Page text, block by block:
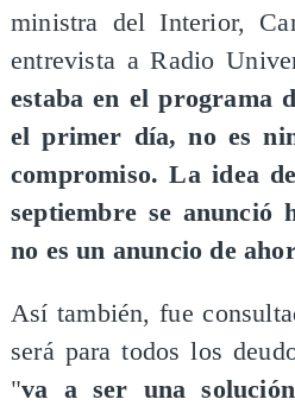
ministra del Interior,
entrevista a Radio
estaba en el programa
el primer día, no es
compromiso. La idea
septiembre se anunció
no es un anuncio de
Así también, fue
será para todos los
"va a ser una